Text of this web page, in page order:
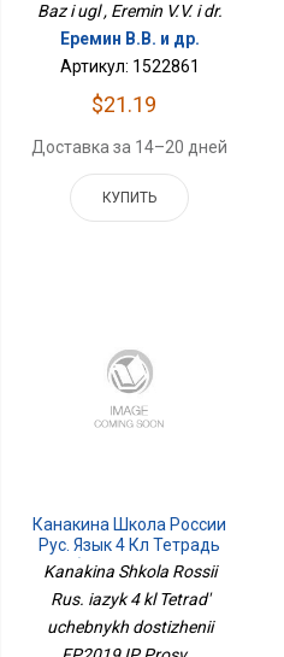
Baz i ugl , Eremin V.V. i dr.
Еремин В.В. и др.
Артикул: 1522861
$21.19
Доставка за 14–20 дней
КУПИТЬ
Канакина Школа России
Рус. Язык 4 Кл Тетрадь
Учебных Достижений
Kanakina Shkola Rossii
Rus. iazyk 4 kl Tetrad'
uchebnykh dostizhenii